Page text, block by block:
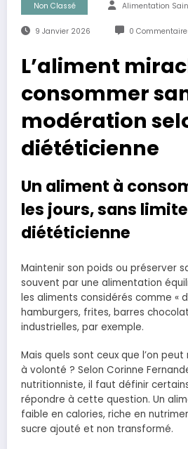
Non Classé Alimentation
9 Janvier 2026 0
L’aliment
consommer
modération
diététicienne
Un aliment à
les jours, sans
diététicienne
Maintenir son poids ou préserver
souvent par une alimentation
les aliments considérés comme «
hamburgers, frites, barres
industrielles, par exemple.
Mais quels sont ceux que l’on
à volonté ? Selon Corinne
nutritionniste, il faut définir
répondre à cette question. Un
faible en calories, riche en
sucre ajouté et non transformé.